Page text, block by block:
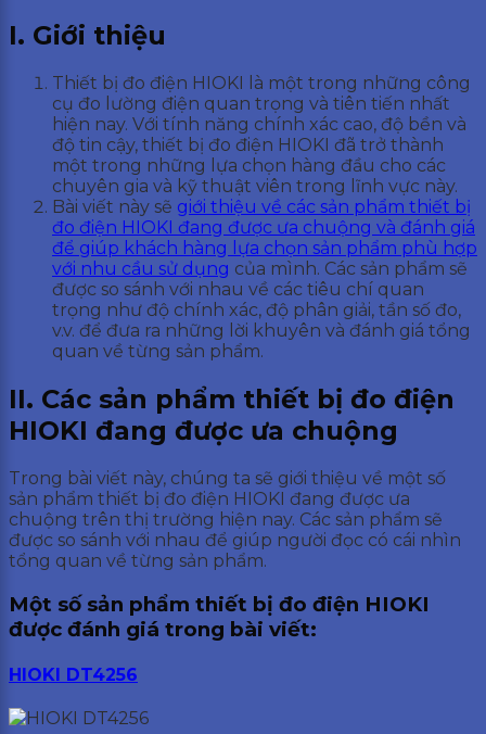
I. Giới thiệu
Thiết bị đo điện HIOKI là một trong những công
cụ đo lường điện quan trọng và tiên tiến nhất
hiện nay. Với tính năng chính xác cao, độ bền và
độ tin cậy, thiết bị đo điện HIOKI đã trở thành
một trong những lựa chọn hàng đầu cho các
chuyên gia và kỹ thuật viên trong lĩnh vực này.
Bài viết này sẽ giới thiệu về các sản phẩm thiết bị
đo điện HIOKI đang được ưa chuộng và đánh giá
để giúp khách hàng lựa chọn sản phẩm phù hợp
với nhu cầu sử dụng của mình. Các sản phẩm sẽ
được so sánh với nhau về các tiêu chí quan
trọng như độ chính xác, độ phân giải, tần số đo,
v.v. để đưa ra những lời khuyên và đánh giá tổng
quan về từng sản phẩm.
II. Các sản phẩm thiết bị đo điện
HIOKI đang được ưa chuộng
Trong bài viết này, chúng ta sẽ giới thiệu về một số
sản phẩm thiết bị đo điện HIOKI đang được ưa
chuộng trên thị trường hiện nay. Các sản phẩm sẽ
được so sánh với nhau để giúp người đọc có cái nhìn
tổng quan về từng sản phẩm.
Một số sản phẩm thiết bị đo điện HIOKI
được đánh giá trong bài viết:
HIOKI DT4256